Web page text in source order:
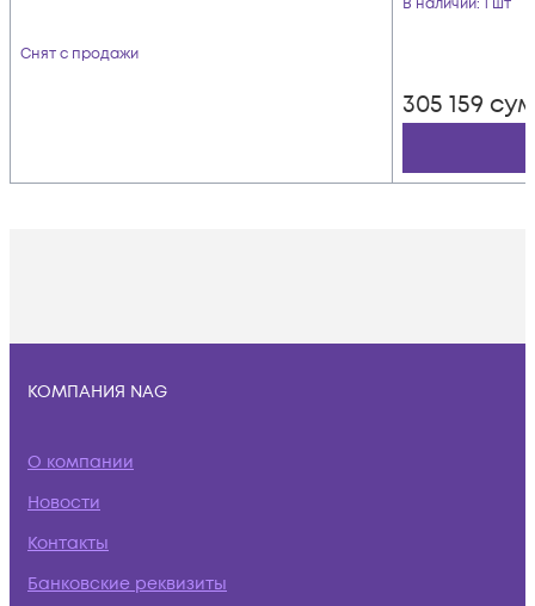
Снят с продажи
В наличии: 1 шт
305 159 сум
КОМПАНИЯ NAG
О компании
Новости
Контакты
Банковские реквизиты